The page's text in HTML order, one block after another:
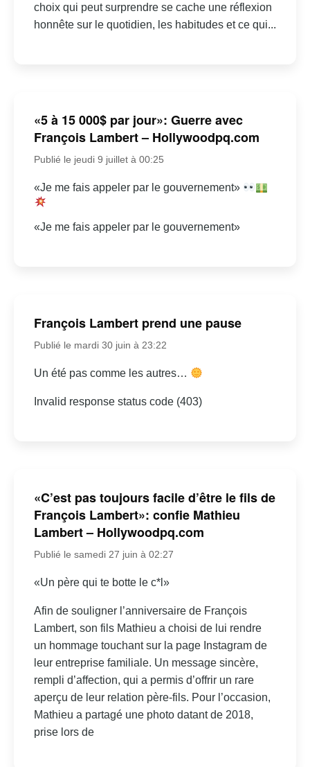
choix qui peut surprendre se cache une réflexion
honnête sur le quotidien, les habitudes et ce qui...
«5 à 15 000$ par jour»: Guerre avec
François Lambert – Hollywoodpq.com
Publié le jeudi 9 juillet à 00:25
«Je me fais appeler par le gouvernement»
«Je me fais appeler par le gouvernement»
François Lambert prend une pause
Publié le mardi 30 juin à 23:22
Un été pas comme les autres…
Invalid response status code (403)
«C’est pas toujours facile d’être le fils de
François Lambert»: confie Mathieu
Lambert – Hollywoodpq.com
Publié le samedi 27 juin à 02:27
«Un père qui te botte le c*l»
Afin de souligner l’anniversaire de François
Lambert, son fils Mathieu a choisi de lui rendre
un hommage touchant sur la page Instagram de
leur entreprise familiale. Un message sincère,
rempli d’affection, qui a permis d’offrir un rare
aperçu de leur relation père-fils. Pour l’occasion,
Mathieu a partagé une photo datant de 2018,
prise lors de